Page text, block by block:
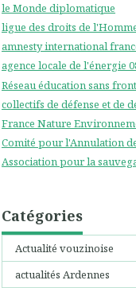
le Monde diplomatique
ligue des droits de
amnesty international
agence locale de l'énergie
Réseau éducation sans
collectifs de défense et de
France Nature
Comité pour l'Annulation
Association pour la
Catégories
Actualité vouzinoise
actualités Ardennes